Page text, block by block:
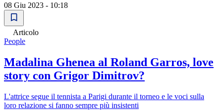
08 Giu 2023 - 10:18
Articolo
People
Madalina Ghenea al Roland Garros, love
story con Grigor Dimitrov?
L'attrice segue il tennista a Parigi durante il torneo e le voci sulla
loro relazione si fanno sempre più insistenti